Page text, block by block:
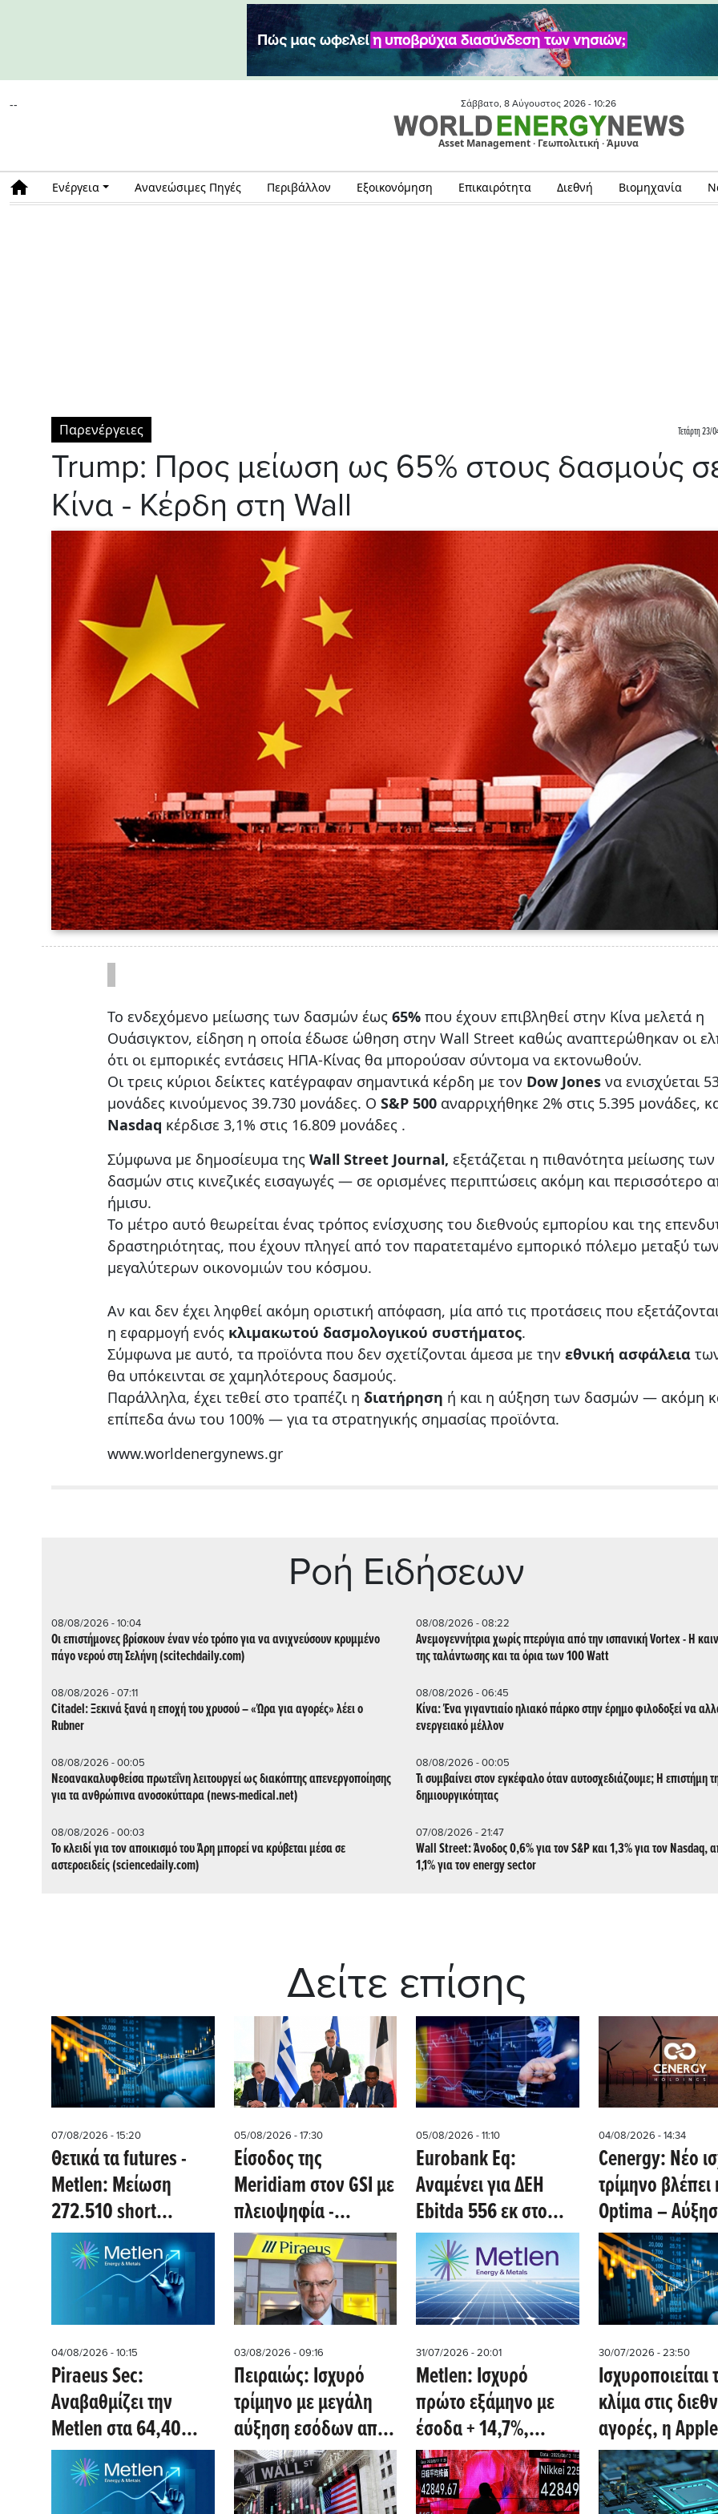
-- Σάββατο, 8 Αύγουστος 2026 - 10:26
Asset Management · Γεωπολιτική · Άμυνα
Ενέργεια Ανανεώσιμες Πηγές Περιβάλλον Εξοικονόμηση Επικαιρότητα Διεθνή Βιομηχανία
Παρενέργειες Τετάρτη 23/
Trump: Προς μείωση ως 65% στους δασμούς
Κίνα - Κέρδη στη Wall
Το ενδεχόμενο μείωσης των δασμών έως 65% που έχουν επιβληθεί στην Κίνα μελετά η
Ουάσιγκτον, είδηση η οποία έδωσε ώθηση στην Wall Street καθώς αναπτερώθηκαν οι
ότι οι εμπορικές εντάσεις ΗΠΑ-Κίνας θα μπορούσαν σύντομα να εκτονωθούν.
Οι τρεις κύριοι δείκτες κατέγραφαν σημαντικά κέρδη με τον Dow Jones να ενισχύεται
μονάδες κινούμενος 39.730 μονάδες. Ο S&P 500 αναρριχήθηκε 2% στις 5.395 μονάδες,
Nasdaq κέρδισε 3,1% στις 16.809 μονάδες .
Σύμφωνα με δημοσίευμα της Wall Street Journal, εξετάζεται η πιθανότητα μείωσης των
δασμών στις κινεζικές εισαγωγές — σε ορισμένες περιπτώσεις ακόμη και περισσότερο
ήμισυ.
Το μέτρο αυτό θεωρείται ένας τρόπος ενίσχυσης του διεθνούς εμπορίου και της
δραστηριότητας, που έχουν πληγεί από τον παρατεταμένο εμπορικό πόλεμο μεταξύ
μεγαλύτερων οικονομιών του κόσμου.
Αν και δεν έχει ληφθεί ακόμη οριστική απόφαση, μία από τις προτάσεις που
η εφαρμογή ενός κλιμακωτού δασμολογικού συστήματος.
Σύμφωνα με αυτό, τα προϊόντα που δεν σχετίζονται άμεσα με την εθνική ασφάλεια
θα υπόκεινται σε χαμηλότερους δασμούς.
Παράλληλα, έχει τεθεί στο τραπέζι η διατήρηση ή και η αύξηση των δασμών — ακόμη
επίπεδα άνω του 100% — για τα στρατηγικής σημασίας προϊόντα.
www.worldenergynews.gr
Ρoή Ειδήσεων
08/08/2026 - 10:04
Οι επιστήμονες βρίσκουν έναν νέο τρόπο για να ανιχνεύσουν κρυμμένο
πάγο νερού στη Σελήνη (scitechdaily.com)
08/08/2026 - 08:22
Ανεμογεννήτρια χωρίς πτερύγια από την ισπανική Vortex - Η
της ταλάντωσης και τα όρια των 100 Watt
08/08/2026 - 07:11
Citadel: Ξεκινά ξανά η εποχή του χρυσού – «Ώρα για αγορές» λέει ο
Rubner
08/08/2026 - 06:45
Κίνα: Ένα γιγαντιαίο ηλιακό πάρκο στην έρημο φιλοδοξεί να
ενεργειακό μέλλον
08/08/2026 - 00:05
Νεοανακαλυφθείσα πρωτεΐνη λειτουργεί ως διακόπτης απενεργοποίησης
για τα ανθρώπινα ανοσοκύτταρα (news-medical.net)
08/08/2026 - 00:05
Τι συμβαίνει στον εγκέφαλο όταν αυτοσχεδιάζουμε; Η επιστήμη
δημιουργικότητας
08/08/2026 - 00:03
Το κλειδί για τον αποικισμό του Άρη μπορεί να κρύβεται μέσα σε
αστεροειδείς (sciencedaily.com)
07/08/2026 - 21:47
Wall Street: Άνοδος 0,6% για τον S&P και 1,3% για τον Nasdaq,
1,1% για τον energy sector
Δείτε επίσης
07/08/2026 - 15:20
Θετικά τα futures -
Metlen: Μείωση
272.510 short
θέσεων χθες 6/8 -
Νέα μείωση σήμερα
05/08/2026 - 17:30
Eίσοδος της
Meridiam στον GSI με
πλειοψηφία -
Πρωθυπουργός: Ο
ΑΔΜΗΕ παραμένει
στρατηγικός μέτοχος
- Φέραμε τον
μεγαλύτερο
Ευρωπαίο επενδυτή
υποδομών στην
Ελλάδα
05/08/2026 - 11:10
Eurobank Eq:
Αναμένει για ΔΕΗ
Εbitda 556 εκ στο
β΄τρίμηνο, για ΕΛΠΕ
καθαρά κέρδη 321
εκατ - Ισχυρά
αποτελέσματα η
Cenergy
04/08/2026 - 14:34
Cenergy: Νέο
τρίμηνο βλέπει
Optima –
κερδών 41%
εξάμηνο
04/08/2026 - 10:15
Piraeus Sec:
Αναβαθμίζει την
Metlen στα 64,40
ευρώ τιμή - στόχο,
χάρις το γάλλιο - Οι
03/08/2026 - 09:16
Πειραιώς: Ισχυρό
τρίμηνο με μεγάλη
αύξηση εσόδων από
τόκους και
προμήθειες- Oι
31/07/2026 - 20:01
Metlen: Iσχυρό
πρώτο εξάμηνο με
έσοδα + 14,7%,
EBITDA 501 εκατ και
καθαρά κέρδη 278
30/07/2026 - 23:50
Iσχυροποιείται
κλίμα στις
αγορές, η Apple
ξεπέρασε τις
εκτιμήσεις -